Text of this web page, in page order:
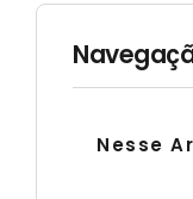
Nesse